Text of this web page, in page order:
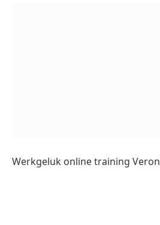
Werkgeluk online training